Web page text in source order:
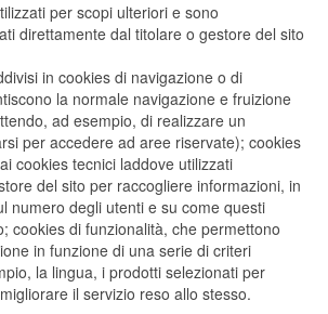
per scopi ulteriori e sono
direttamente dal titolare o gestore del sito
in cookies di navigazione o di
la normale navigazione e fruizione
ad esempio, di realizzare un
per accedere ad aree riservate); cookies
cookies tecnici laddove utilizzati
del sito per raccogliere informazioni, in
numero degli utenti e su come questi
cookies di funzionalità, che permettono
in funzione di una serie di criteri
la lingua, i prodotti selezionati per
il servizio reso allo stesso.